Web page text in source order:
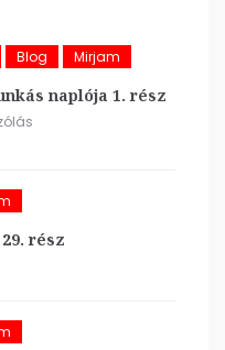
Blog Mirjam
naplója 1. rész
rész